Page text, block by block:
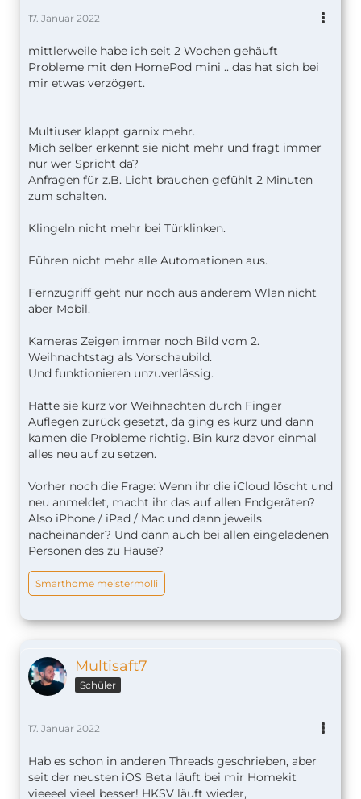
17. Januar 2022
mittlerweile habe ich seit 2 Wochen gehäuft
Probleme mit den HomePod mini .. das hat sich bei
mir etwas verzögert.
Multiuser klappt garnix mehr.
Mich selber erkennt sie nicht mehr und fragt immer
nur wer Spricht da?
Anfragen für z.B. Licht brauchen gefühlt 2 Minuten
zum schalten.
Klingeln nicht mehr bei Türklinken.
Führen nicht mehr alle Automationen aus.
Fernzugriff geht nur noch aus anderem Wlan nicht
aber Mobil.
Kameras Zeigen immer noch Bild vom 2.
Weihnachtstag als Vorschaubild.
Und funktionieren unzuverlässig.
Hatte sie kurz vor Weihnachten durch Finger
Auflegen zurück gesetzt, da ging es kurz und dann
kamen die Probleme richtig. Bin kurz davor einmal
alles neu auf zu setzen.
Vorher noch die Frage: Wenn ihr die iCloud löscht und
neu anmeldet, macht ihr das auf allen Endgeräten?
Also iPhone / iPad / Mac und dann jeweils
nacheinander? Und dann auch bei allen eingeladenen
Personen des zu Hause?
Smarthome meistermolli
Multisaft7
Schüler
17. Januar 2022
Hab es schon in anderen Threads geschrieben, aber
seit der neusten iOS Beta läuft bei mir Homekit
vieeeel vieel besser! HKSV läuft wieder,